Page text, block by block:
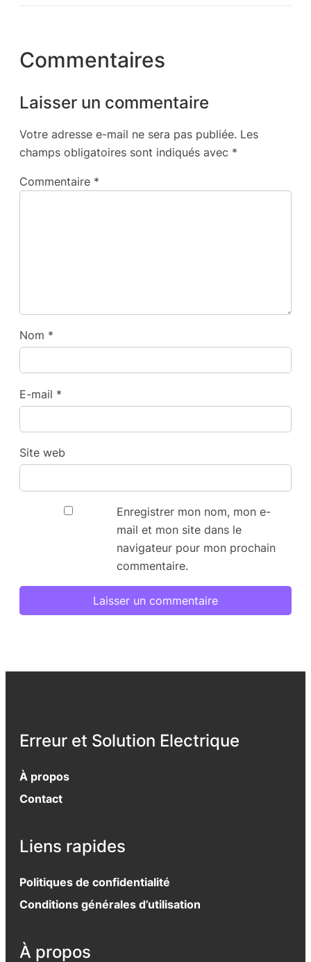
Commentaires
Laisser un commentaire
Votre adresse e-mail ne sera pas publiée. Les
champs obligatoires sont indiqués avec *
Commentaire *
Nom *
E-mail *
Site web
Enregistrer mon nom, mon e-
mail et mon site dans le
navigateur pour mon prochain
commentaire.
Erreur et Solution Electrique
À propos
Contact
Liens rapides
Politiques de confidentialité
Conditions générales d’utilisation
À propos